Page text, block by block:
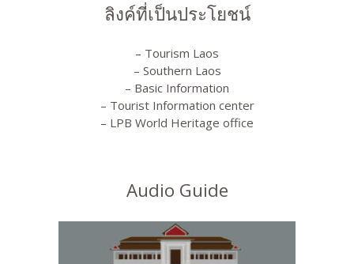
ลิงค์ที่เป็นประโยชน์
– Tourism Laos
– Southern Laos
– Basic Information
– Tourist Information center
– LPB World Heritage office
Audio Guide